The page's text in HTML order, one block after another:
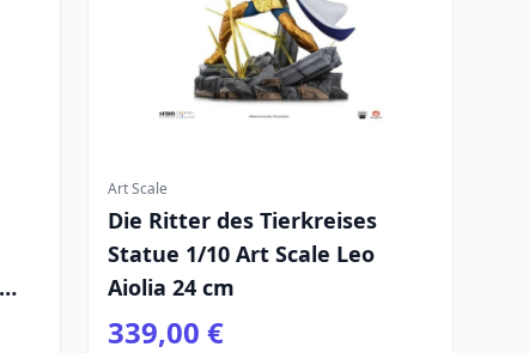
Art Scale
Die Ritter des Tierkreises
Statue 1/10 Art Scale Leo
Aiolia 24 cm
339,00 €